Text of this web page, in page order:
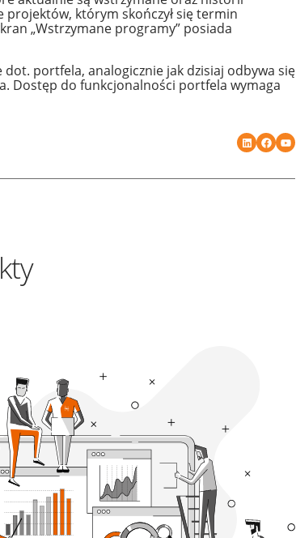
którym skończył się termin
„Wstrzymane programy” posiada
portfela, analogicznie jak dzisiaj odbywa się
Dostęp do funkcjonalności portfela wymaga